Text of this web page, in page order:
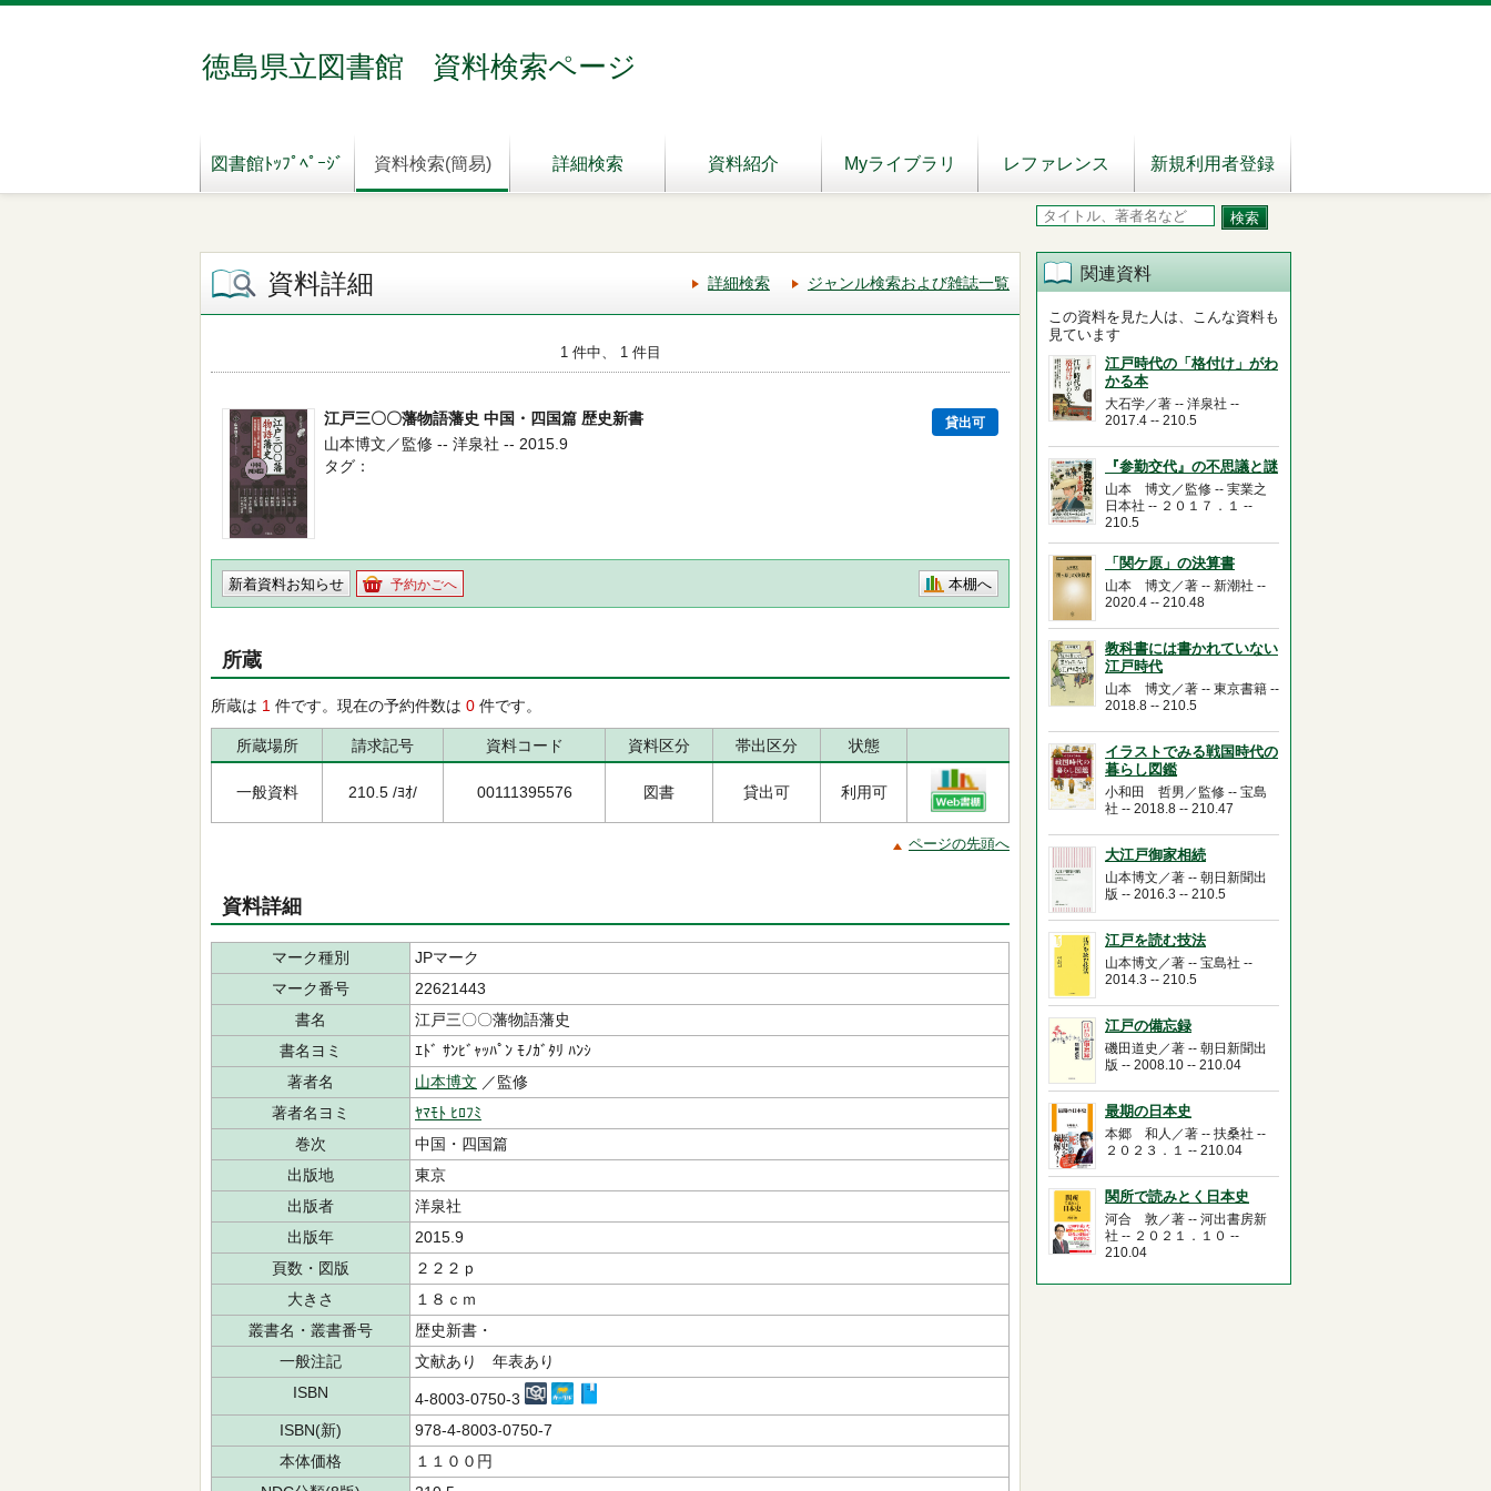
徳島県立図書館 資料検索ページ
図書館ﾄｯﾌﾟﾍﾟｰｼﾞ 資料検索(簡易) 詳細検索 資料紹介 Myライブラリ レファレンス 新規利用者登録
資料詳細 詳細検索 ジャンル検索および雑誌一覧
1 件中、 1 件目
江戸三〇〇藩物語藩史 中国・四国篇 歴史新書 貸出可
山本博文／監修 -- 洋泉社 -- 2015.9
タグ
新着資料お知らせ 予約かごへ 本棚へ
所蔵
所蔵は 1 件です。現在の予約件数は 0 件です。
所蔵場所 請求記号 資料コード 資料区分 帯出区分 状態
一般資料 210.5 /ﾖｵ/ 00111395576 図書 貸出可 利用可
ページの先頭へ
資料詳細
マーク種別
JPマーク
マーク番号
22621443
書名
江戸三〇〇藩物語藩史
書名ヨミ
ｴﾄﾞ ｻﾝﾋﾞｬｯﾊﾟﾝ ﾓﾉｶﾞﾀﾘ ﾊﾝｼ
著者名
山本博文 ／監修
著者名ヨミ
ﾔﾏﾓﾄ ﾋﾛﾌﾐ
巻次
中国・四国篇
出版地
東京
出版者
洋泉社
出版年
2015.9
頁数・図版
２２２ｐ
大きさ
１８ｃｍ
叢書名・叢書番号
歴史新書・
一般注記
文献あり 年表あり
ISBN
4-8003-0750-3
ISBN(新)
978-4-8003-0750-7
本体価格
１１００円
関連資料
この資料を見た人は、こんな資料も
見ています
江戸時代の「格付け」がわ
かる本
大石学／著 -- 洋泉社 --
2017.4 -- 210.5
『参勤交代』の不思議と謎
山本 博文／監修 -- 実業之
日本社 -- ２０１７．１ --
210.5
「関ケ原」の決算書
山本 博文／著 -- 新潮社 --
2020.4 -- 210.48
教科書には書かれていない
江戸時代
山本 博文／著 -- 東京書籍 --
2018.8 -- 210.5
イラストでみる戦国時代の
暮らし図鑑
小和田 哲男／監修 -- 宝島
社 -- 2018.8 -- 210.47
大江戸御家相続
山本博文／著 -- 朝日新聞出
版 -- 2016.3 -- 210.5
江戸を読む技法
山本博文／著 -- 宝島社 --
2014.3 -- 210.5
江戸の備忘録
磯田道史／著 -- 朝日新聞出
版 -- 2008.10 -- 210.04
最期の日本史
本郷 和人／著 -- 扶桑社 --
２０２３．１ -- 210.04
関所で読みとく日本史
河合 敦／著 -- 河出書房新
社 -- ２０２１．１０ --
210.04